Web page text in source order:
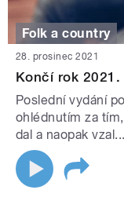
Folk a country
28. prosinec 2021
Končí rok
Poslední vydání
ohlédnutím za
dal a naopak vzal...